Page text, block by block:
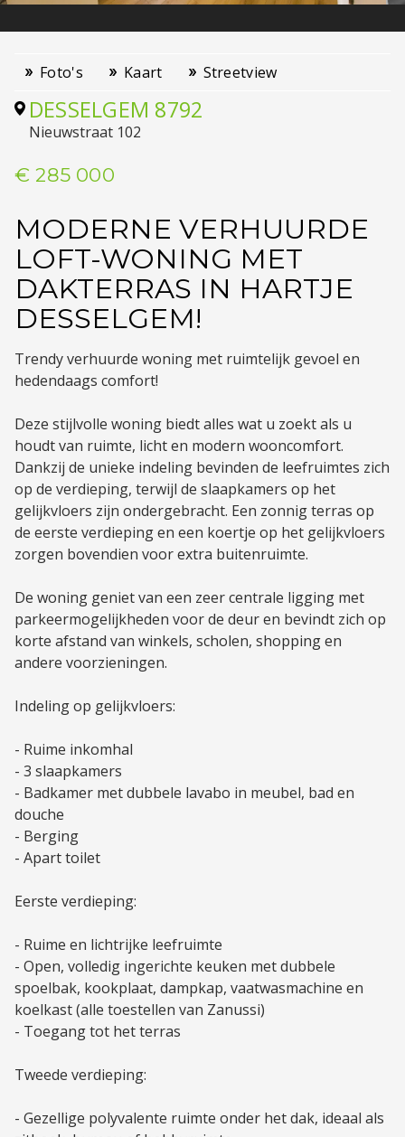
MODERNE VERHUURDE
LOFT-WONING MET
DAKTERRAS IN HARTJE
DESSELGEM!
DESSELGEM 8792
Nieuwstraat 102
€ 285 000
Foto's Kaart Streetview
Trendy verhuurde woning met ruimtelijk gevoel en
hedendaags comfort!
Deze stijlvolle woning biedt alles wat u zoekt als u
houdt van ruimte, licht en modern wooncomfort.
Dankzij de unieke indeling bevinden de leefruimtes zich
op de verdieping, terwijl de slaapkamers op het
gelijkvloers zijn ondergebracht. Een zonnig terras op
de eerste verdieping en een koertje op het gelijkvloers
zorgen bovendien voor extra buitenruimte.
De woning geniet van een zeer centrale ligging met
parkeermogelijkheden voor de deur en bevindt zich op
korte afstand van winkels, scholen, shopping en
andere voorzieningen.
Indeling op gelijkvloers:
- Ruime inkomhal
- 3 slaapkamers
- Badkamer met dubbele lavabo in meubel, bad en
douche
- Berging
- Apart toilet
Eerste verdieping:
- Ruime en lichtrijke leefruimte
- Open, volledig ingerichte keuken met dubbele
spoelbak, kookplaat, dampkap, vaatwasmachine en
koelkast (alle toestellen van Zanussi)
- Toegang tot het terras
Tweede verdieping:
- Gezellige polyvalente ruimte onder het dak, ideaal als